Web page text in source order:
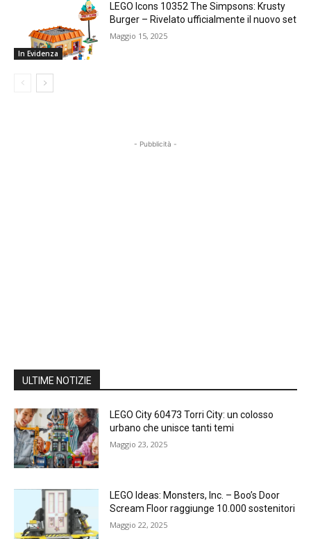
In Evidenza
LEGO Icons 10352 The Simpsons: Krusty
Burger – Rivelato ufficialmente il nuovo set
Maggio 15, 2025
- Pubblicità -
ULTIME NOTIZIE
LEGO City 60473 Torri City: un colosso
urbano che unisce tanti temi
Maggio 23, 2025
LEGO Ideas: Monsters, Inc. – Boo’s Door
Scream Floor raggiunge 10.000 sostenitori
Maggio 22, 2025